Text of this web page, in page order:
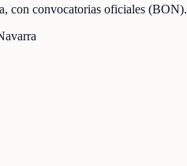
con convocatorias oficiales (BON).